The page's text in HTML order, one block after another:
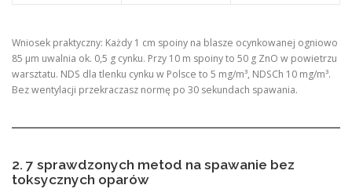
Wniosek praktyczny: Każdy 1 cm spoiny na blasze ocynkowanej ogniowo
85 µm uwalnia ok. 0,5 g cynku. Przy 10 m spoiny to 50 g ZnO w powietrzu
warsztatu. NDS dla tlenku cynku w Polsce to 5 mg/m³, NDSCh 10 mg/m³.
Bez wentylacji przekraczasz normę po 30 sekundach spawania.
2. 7 sprawdzonych metod na spawanie bez
toksycznych oparów